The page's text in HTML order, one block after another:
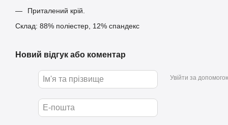
Приталений крій.
Склад: 88% поліестер, 12% спандекс
Новий відгук або коментар
Увійти за